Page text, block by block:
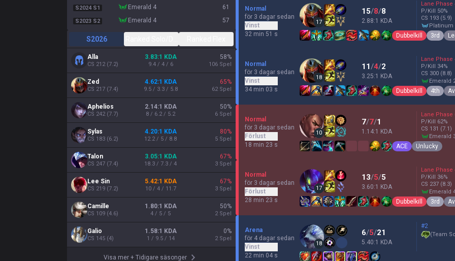
S2024 S1 emerald 4 61
S2023 S2 emerald 4 57
S2026
Alla
CS 212(7.2)
3.83:1 KDA
9.4 / 4 / 6
58%
106 Spel
Zed
CS 217 (7.4)
4.62:1 KDA
9.5 / 3.3 / 5.8
65%
62 Spel
Aphelios
CS 242(7.7)
2.14:1 KDA
8 / 6.2 / 5.2
50%
6 Spel
Sylas
CS 183 (6.2)
4.20:1 KDA
12.2 / 5 / 8.8
80%
5 Spel
Talon
CS 247 (7.4)
3.05:1 KDA
18.3 / 7.3 / 4
67%
3 Spel
Lee Sin
CS 219 (7.2)
5.42:1 KDA
10 / 4 / 11.7
67%
3 Spel
Camille
CS 109 (4.6)
1.80:1 KDA
4 / 5 / 5
50%
2 Spel
Galio
CS 145 (4)
1.58:1 KDA
1 / 9.5 / 14
0%
2 Spel
Visa mer + Tidigare säsonger
Normal
för 3 dagar sedan
Vinst
32 min 51 s
17
15/8/8
2.88:1 KDA
Lane Phase
P/Kill 50%
CS 193 (5.9)
platinum
Dubbelkill 3rd
Normal
för 3 dagar sedan
Vinst
34 min 03 s
18
11/4/2
3.25:1 KDA
Lane Phase
P/Kill 34%
CS 300 (8.8)
emerald
Dubbelkill 4th
Normal
för 3 dagar sedan
Förlust
18 min 23 s
10
7/7/1
1.14:1 KDA
Lane Phase
P/Kill 62%
CS 131 (7.1)
emerald
ACE Unlucky
Normal
för 3 dagar sedan
Förlust
28 min 23 s
17
13/5/5
3.60:1 KDA
Lane Phase
P/Kill 36%
CS 237 (8.3)
emerald
Dubbelkill 3rd
Arena
för 4 dagar sedan
Vinst
22 min 04 s
18
6/5/21
5.40:1 KDA
#2
(Team